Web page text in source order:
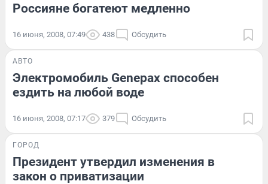
Россияне богатеют медленно
16 июня, 2008, 07:49 438 Обсудить
АВТО
Электромобиль Genepax способен
ездить на любой воде
16 июня, 2008, 07:17 379 Обсудить
ГОРОД
Президент утвердил изменения в
закон о приватизации